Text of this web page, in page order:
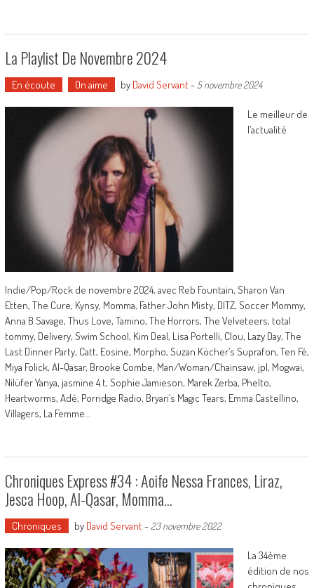
La Playlist De Novembre 2024
En écoute On aime by David Servant- 5 novembre 2024
Le meilleur de
l’actualité
Indie/Pop/Rock de novembre 2024, avec Reb Fountain, Sharon Van
Etten, The Cure, Kynsy, Momma, Father John Misty, DITZ, Soccer Mommy,
Anna B Savage, Thus Love, Tamino, The Horrors, The Velveteers, total
tommy, Delivery, Swim School, Kim Deal, Lisa Portelli, Clou, Lazy Day, The
Last Dinner Party, Catt, Eosine, Morpho, Suzan Köcher’s Suprafon, Ten Fé,
Miya Folick, Al-Qasar, Brooke Combe, Man/Woman/Chainsaw, jpl, Mogwai,
Nilüfer Yanya, jasmine 4.t, Sophie Jamieson, Marek Zerba, Phelto,
Heartworms, Adé, Porridge Radio, Bryan’s Magic Tears, Emma Castellino,
Villagers, La Femme…
Chroniques Express #34 : Aoife Nessa Frances, Liraz,
Jesca Hoop, Al-Qasar, Momma…
Chroniques by David Servant- 23 novembre 2022
La 34ème
édition de nos